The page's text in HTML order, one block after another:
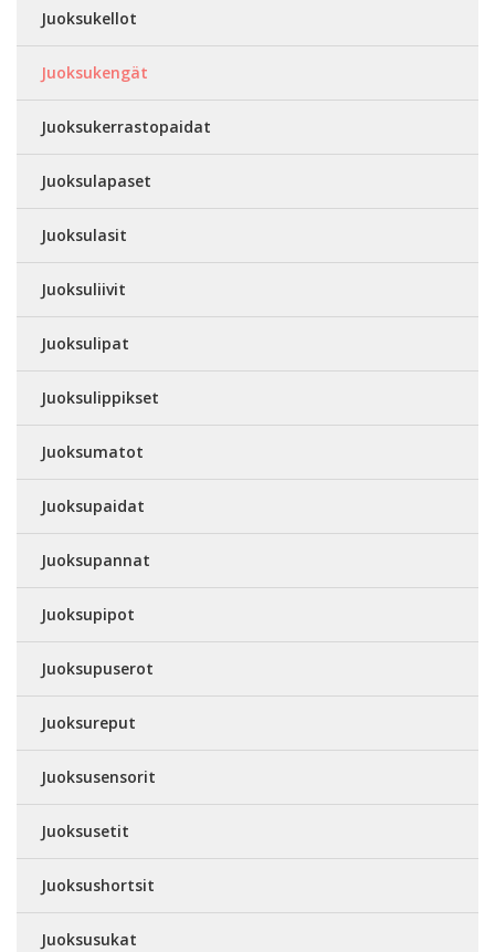
Juoksukellot
Juoksukengät
Juoksukerrastopaidat
Juoksulapaset
Juoksulasit
Juoksuliivit
Juoksulipat
Juoksulippikset
Juoksumatot
Juoksupaidat
Juoksupannat
Juoksupipot
Juoksupuserot
Juoksureput
Juoksusensorit
Juoksusetit
Juoksushortsit
Juoksusukat